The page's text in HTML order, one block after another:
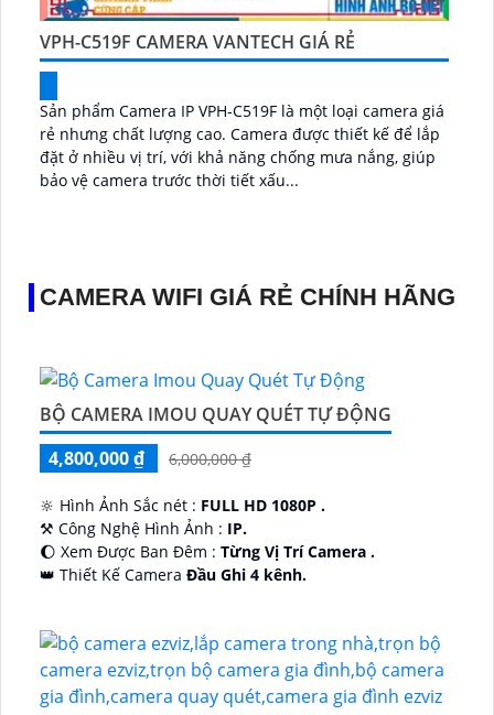
VPH-C519F CAMERA VANTECH GIÁ RẺ
Sản phẩm Camera IP VPH-C519F là một loại camera giá
rẻ nhưng chất lượng cao. Camera được thiết kế để lắp
đặt ở nhiều vị trí, với khả năng chống mưa nắng, giúp
bảo vệ camera trước thời tiết xấu...
CAMERA WIFI GIÁ RẺ CHÍNH HÃNG
BỘ CAMERA IMOU QUAY QUÉT TỰ ĐỘNG
4,800,000 ₫
6,000,000 ₫
🔆 Hình Ảnh Sắc nét : FULL HD 1080P .
⚒ Công Nghệ Hình Ảnh : IP.
🌔 Xem Được Ban Đêm : Từng Vị Trí Camera .
👑 Thiết Kế Camera Đầu Ghi 4 kênh.